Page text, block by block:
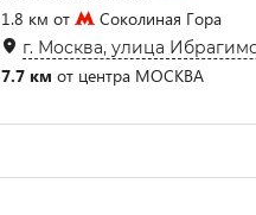
1.8 км от
Соколиная Гора
г. Москва, улица
7.7 км от центра МОСКВА